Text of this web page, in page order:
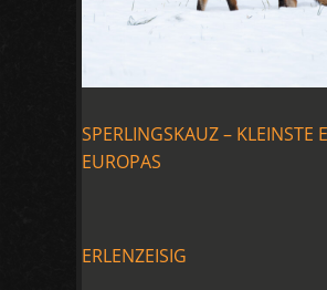
SPERLINGSKAUZ – KLEINSTE
EUROPAS
ERLENZEISIG